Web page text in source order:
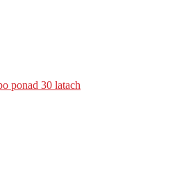
ponad 30 latach